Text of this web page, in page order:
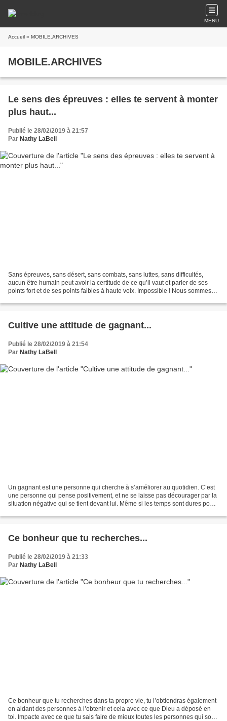
MENU
Accueil » MOBILE.ARCHIVES
MOBILE.ARCHIVES
Le sens des épreuves : elles te servent à monter
plus haut...
Publié le 28/02/2019 à 21:57
Par Nathy LaBell
Sans épreuves, sans désert, sans combats, sans luttes, sans difficultés,
aucun être humain peut avoir la certitude de ce qu’il vaut et parler de ses
points fort et de ses points faibles à haute voix. Impossible ! Nous sommes
Cultive une attitude de gagnant...
Publié le 28/02/2019 à 21:54
Par Nathy LaBell
Un gagnant est une personne qui cherche à s’améliorer au quotidien. C’est
une personne qui pense positivement, et ne se laisse pas décourager par la
situation négative qui se tient devant lui. Même si les temps sont dures pour
Ce bonheur que tu recherches...
Publié le 28/02/2019 à 21:33
Par Nathy LaBell
Ce bonheur que tu recherches dans ta propre vie, tu l’obtiendras également
en aidant des personnes à l’obtenir et cela avec ce que Dieu a déposé en
toi. Impacte avec ce que tu sais faire de mieux toutes les personnes qui sont